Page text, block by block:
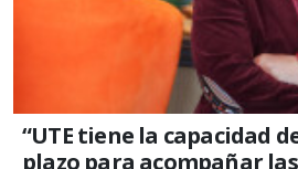
“UTE tiene la capacidad
plazo para acompañar las